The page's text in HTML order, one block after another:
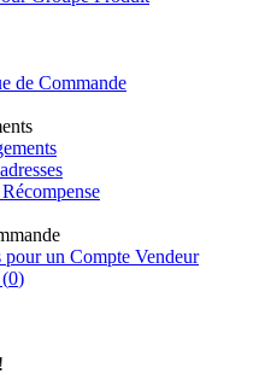
de Commande
un Compte Vendeur
0)